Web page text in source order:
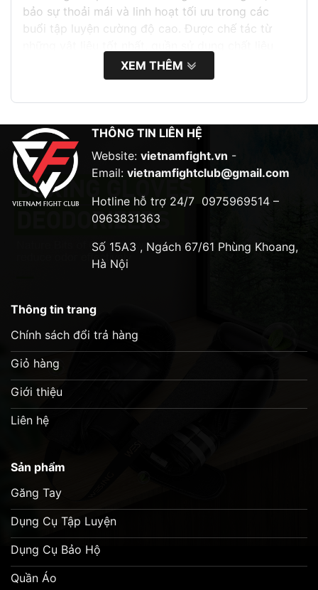
bảo sự thoải mái và linh hoạt tối ưu trong các
buổi tập luyện cường độ cao. Được chế tác từ
Micro Satin, nổi tiếng với độ bền vượt trội và cảm
giác sang trọng. Chất liệu cao cấp này nâng cao
chuyển động.
Thông tin sản phẩm
Vải Micro-satin
Bền bỉ với cảm giác sang trọng
XEM THÊM
THÔNG TIN LIÊN HỆ
Website: vietnamfight.vn -
Email: vietnamfightclub@gmail.com
Hotline hỗ trợ 24/7 0975969514 –
0963831363
Số 15A3 , Ngách 67/61 Phùng Khoang,
Hà Nội
Thông tin trang
Chính sách đổi trả hàng
Giỏ hàng
Giới thiệu
Liên hệ
Sản phẩm
Găng Tay
Dụng Cụ Tập Luyện
Dụng Cụ Bảo Hộ
Quần Áo